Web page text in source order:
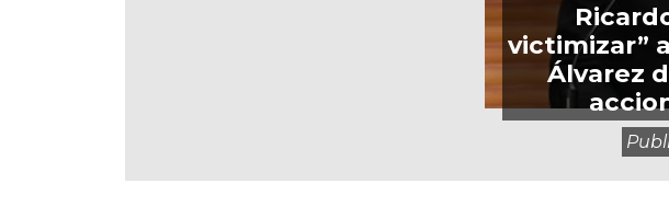
victimizar”
Álvarez